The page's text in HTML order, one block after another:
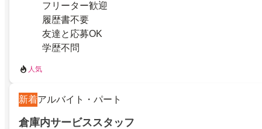
フリーター歓迎
履歴書不要
友達と応募OK
学歴不問
人気
新着アルバイト・パート
倉庫内サービススタッフ